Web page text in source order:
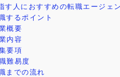
す人におすすめの転職エージェ
するポイント
概要
内容
要項
難易度
までの流れ